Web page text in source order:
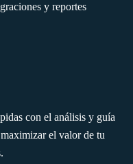
y reportes
con el análisis y guía
el valor de tu